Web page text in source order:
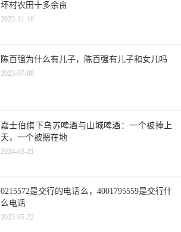
坏村农田十多余亩
2023-11-10
陈百强为什么有儿子，陈百强有儿子和女儿吗
2023-07-08
嘉士伯旗下乌苏啤酒与山城啤酒：一个被捧上
天，一个被摁在地
2024-03-21
0215572是交行的电话么，4001795559是交行什
么电话
2023-05-22